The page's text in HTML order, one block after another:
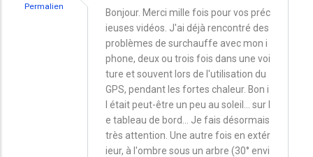
Permalien
Bonjour. Merci mille fois pour vos préc
ieuses vidéos. J'ai déjà rencontré des
problèmes de surchauffe avec mon i
phone, deux ou trois fois dans une voi
ture et souvent lors de l'utilisation du
GPS, pendant les fortes chaleur. Bon i
l était peut-être un peu au soleil… sur l
e tableau de bord… Je fais désormais
très attention. Une autre fois en extér
ieur, à l'ombre sous un arbre (30° envi